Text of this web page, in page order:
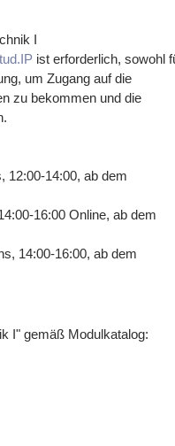
I
ist erforderlich, sowohl
um Zugang auf die
zu bekommen und die
12:00-14:00, ab dem
16:00 Online, ab dem
14:00-16:00, ab dem
I" gemäß Modulkatalog: